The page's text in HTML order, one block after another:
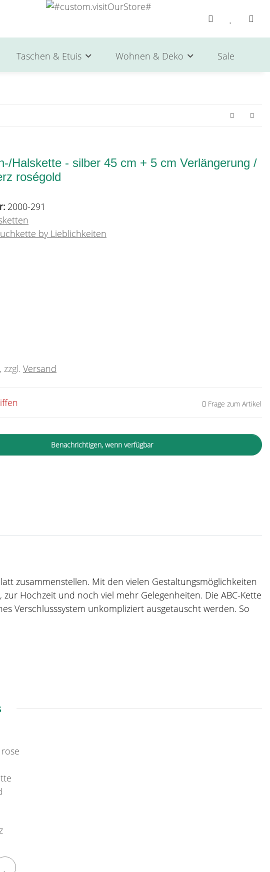
Taschen & Etuis Wohnen & Deko Sale
Halskette - silber 45 cm + 5 cm Verlängerung /
roségold
2000-291
by Lieblichkeiten
zzgl. Versand
Frage zum Artikel
Benachrichtigen, wenn verfügbar
zusammenstellen. Mit den vielen Gestaltungsmöglichkeiten
Hochzeit und noch viel mehr Gelegenheiten. Die ABC-Kette
Verschlusssystem unkompliziert ausgetauscht werden. So